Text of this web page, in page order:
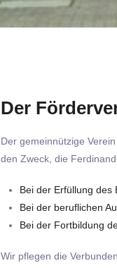
Der
Der gemeinnützige
den Zweck, die
Bei der Erfüllung des
Bei der beruflichen
Bei der Fortbildung
Wir pflegen die